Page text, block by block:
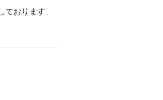
ております